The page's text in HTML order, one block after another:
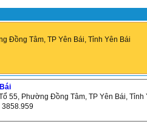
Đồng Tâm, TP Yên Bái, Tỉnh Yên Bái
55, Phường Đồng Tâm, TP Yên Bái, Tỉnh
3858.959